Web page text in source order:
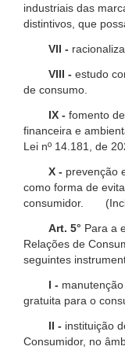
industriais das
distintivos, que
VII -
VIII - estudo
de consumo.
IX - fomento
financeira e
Lei nº 14.181, de
X - prevenção
como forma de
consumidor.
Art. 5° Para a
Relações de
seguintes
I -
gratuita para o
II - instituição
Consumidor, no